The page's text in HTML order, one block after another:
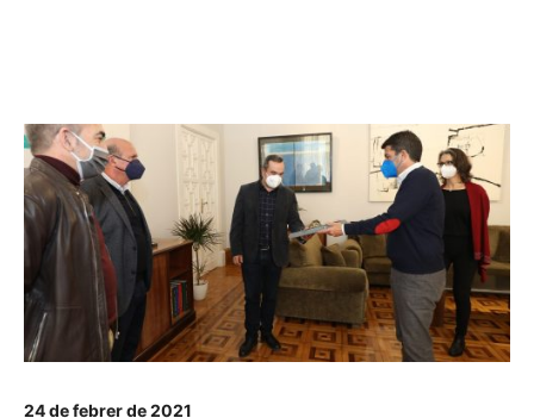
24 de febrer de 2021